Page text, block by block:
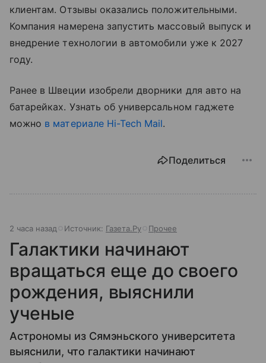
клиентам. Отзывы оказались положительными.
Компания намерена запустить массовый выпуск и
внедрение технологии в автомобили уже к 2027
году.
Ранее в Швеции изобрели дворники для авто на
батарейках. Узнать об универсальном гаджете
можно в материале Hi-Tech Mail.
Поделиться
2 часа назад Источник: Газета.Ру Прочее
Галактики начинают
вращаться еще до своего
рождения, выяснили
ученые
Астрономы из Сямэньского университета
выяснили, что галактики начинают